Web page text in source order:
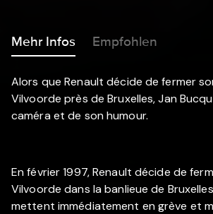
Mehr Infos Empfohlen
Alors que Renault décide de fermer
Vilvoorde près de Bruxelles, Jan
caméra et de son humour.
En février 1997, Renault décide de
Vilvoorde dans la banlieue de
mettent immédiatement en grève et